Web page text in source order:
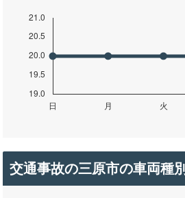
交通事故の三原市の車両種